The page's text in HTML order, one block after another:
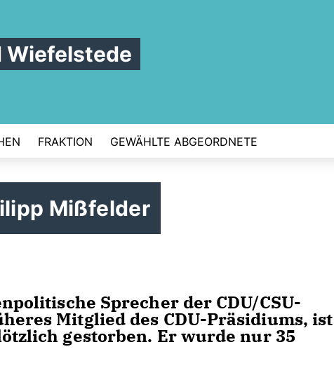
Wiefelstede
FRAKTION GEWÄHLTE ABGEORDNETE
Mißfelder
Sprecher der CDU/CSU-
Mitglied des CDU-Präsidiums, ist
gestorben. Er wurde nur 35